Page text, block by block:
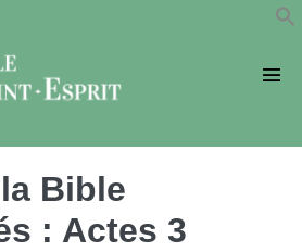
Bible
: Actes 3